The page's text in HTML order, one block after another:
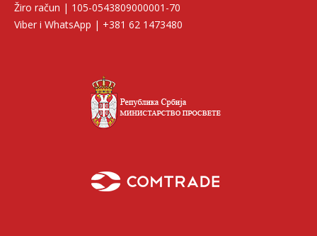
Žiro račun | 105-0543809000001-70
Viber i WhatsApp | +381 62 1473480